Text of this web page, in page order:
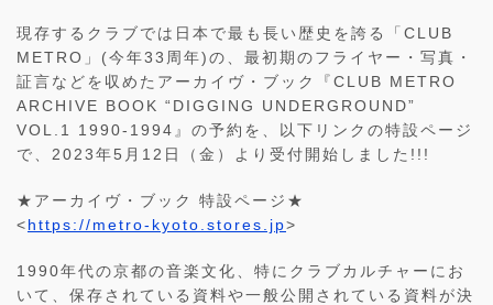
現存するクラブでは日本で最も長い歴史を誇る「CLUB
METRO」(今年33周年)の、最初期のフライヤー・写真・
証言などを収めたアーカイヴ・ブック『CLUB METRO
ARCHIVE BOOK “DIGGING UNDERGROUND”
VOL.1 1990-1994』の予約を、以下リンクの特設ページ
で、2023年5月12日（金）より受付開始しました!!!
★アーカイヴ・ブック 特設ページ★
<https://metro-kyoto.stores.jp>
1990年代の京都の音楽文化、特にクラブカルチャーにお
いて、保存されている資料や一般公開されている資料が決